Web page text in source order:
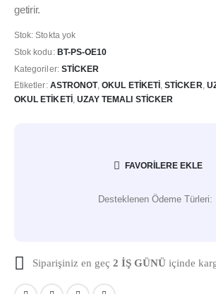
getirir.
Stok:Stokta yok
Stok kodu: BT-PS-OE10
Kategoriler: STICKER
Etiketler: ASTRONOT,OKUL ETIKETI ,STICKER,
OKUL ETIKETI , UZAY TEMALI STICKER
FAVORILERE EKLE
Desteklenen Ödeme Türleri:
Siparişiniz en geç 2 İŞ GÜNÜ içinde